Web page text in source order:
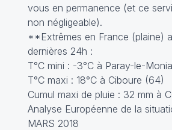
vous en permanence (et ce
non négligeable).
**Extrêmes en France (plaine)
dernières 24h :
T°C mini : -3°C à Paray-le-
T°C maxi : 18°C à Ciboure (64)
Cumul maxi de pluie : 32 mm à
Analyse Européenne de la
MARS 2018